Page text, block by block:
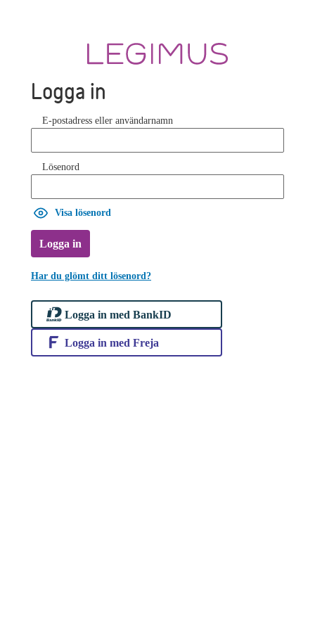
Logga in
E-postadress eller användarnamn
Lösenord
Visa lösenord
Logga in
Har du glömt ditt lösenord?
Logga in med BankID
Logga in med Freja